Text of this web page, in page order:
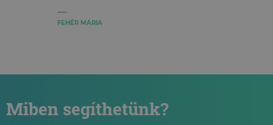
FEHÉR MÁRIA
Miben segíthetünk?